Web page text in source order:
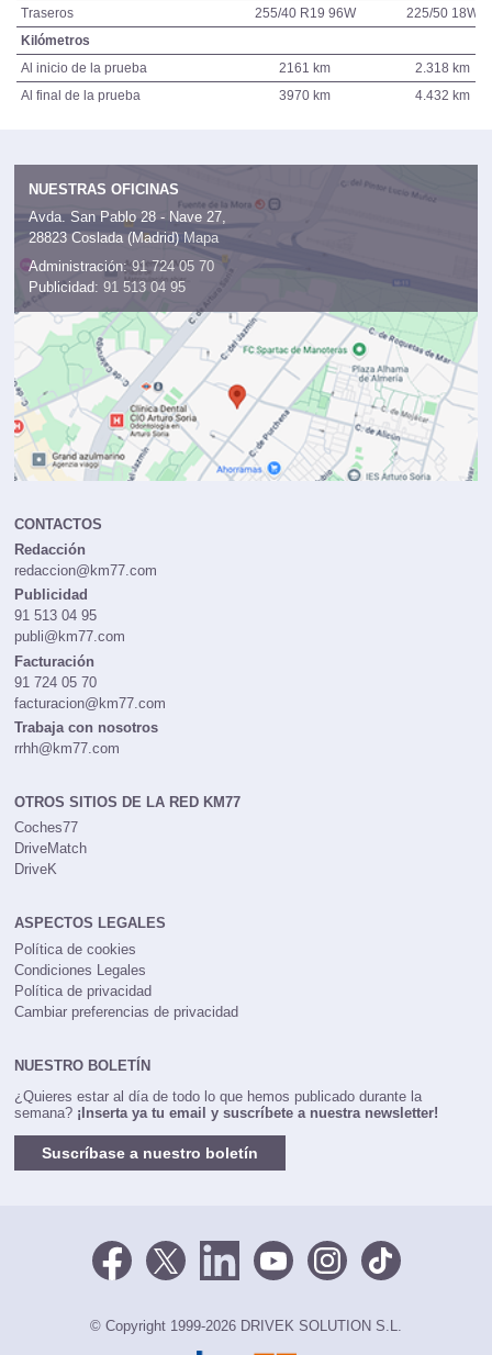
Traseros
255/40 R19 96W
225/50 18W
Kilómetros
Al inicio de la prueba
2161 km
2.318 km
Al final de la prueba
3970 km 4.432 km
NUESTRAS OFICINAS
Avda. San Pablo 28 - Nave 27,
28823 Coslada (Madrid) Mapa
Administración: 91 724 05 70
Publicidad: 91 513 04 95
CONTACTOS
Redacción
redaccion@km77.com
Publicidad
91 513 04 95
publi@km77.com
Facturación
91 724 05 70
facturacion@km77.com
Trabaja con nosotros
rrhh@km77.com
OTROS SITIOS DE LA RED KM77
Coches77
DriveMatch
DriveK
ASPECTOS LEGALES
Política de cookies
Condiciones Legales
Política de privacidad
Cambiar preferencias de privacidad
NUESTRO BOLETÍN
¿Quieres estar al día de todo lo que hemos publicado durante la
semana? ¡Inserta ya tu email y suscríbete a nuestra newsletter!
Suscríbase a nuestro boletín
© Copyright 1999-2026 DRIVEK SOLUTION S.L.